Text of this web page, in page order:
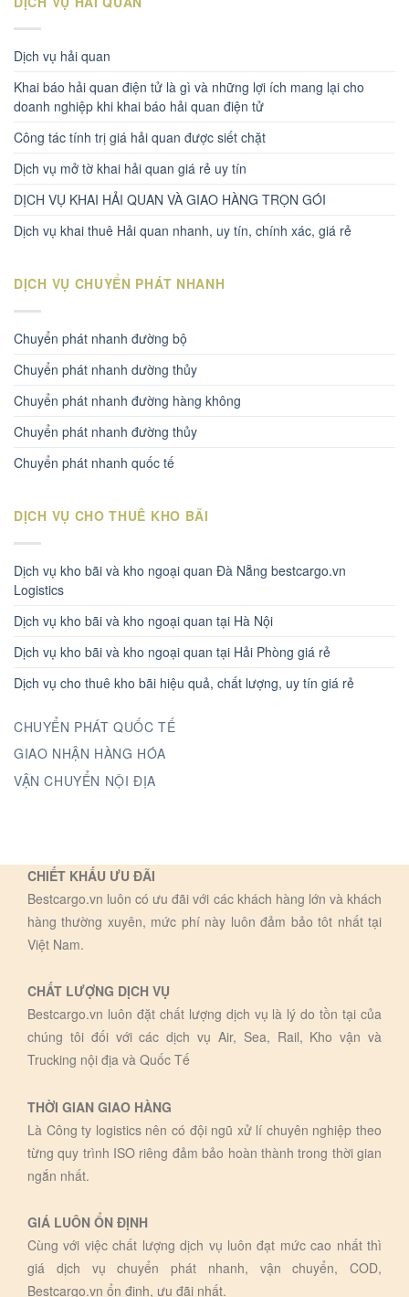
Dịch vụ hải quan
Khai báo hải quan điện tử là gì và những lợi ích mang lại cho
doanh nghiệp khi khai báo hải quan điện tử
Công tác tính trị giá hải quan được siết chặt
Dịch vụ mở tờ khai hải quan giá rẻ uy tín
DỊCH VỤ KHAI HẢI QUAN VÀ GIAO HÀNG TRỌN GÓI
Dịch vụ khai thuê Hải quan nhanh, uy tín, chính xác, giá rẻ
DỊCH VỤ CHUYỂN PHÁT NHANH
Chuyển phát nhanh đường bộ
Chuyển phát nhanh dường thủy
Chuyển phát nhanh đường hàng không
Chuyển phát nhanh đường thủy
Chuyển phát nhanh quốc tế
DỊCH VỤ CHO THUÊ KHO BÃI
Dịch vụ kho bãi và kho ngoại quan Đà Nẵng bestcargo.vn
Logistics
Dịch vụ kho bãi và kho ngoại quan tại Hà Nội
Dịch vụ kho bãi và kho ngoại quan tại Hải Phòng giá rẻ
Dịch vụ cho thuê kho bãi hiệu quả, chất lượng, uy tín giá rẻ
CHUYỂN PHÁT QUỐC TẾ
GIAO NHẬN HÀNG HÓA
VẬN CHUYỂN NỘI ĐỊA
CHIẾT KHẤU ƯU ĐÃI
Bestcargo.vn luôn có ưu đãi với các khách hàng lớn và khách
hàng thường xuyên, mức phí này luôn đảm bảo tôt nhất tại
Việt Nam.
CHẤT LƯỢNG DỊCH VỤ
Bestcargo.vn luôn đặt chất lượng dịch vụ là lý do tồn tại của
chúng tôi đối với các dịch vụ Air, Sea, Rail, Kho vận và
Trucking nội địa và Quốc Tế
THỜI GIAN GIAO HÀNG
Là Công ty logistics nên có đội ngũ xử lí chuyên nghiệp theo
từng quy trình ISO riêng đảm bảo hoàn thành trong thời gian
ngắn nhất.
GIÁ LUÔN ỔN ĐỊNH
Cùng với việc chất lượng dịch vụ luôn đạt mức cao nhất thì
giá dịch vụ chuyển phát nhanh, vận chuyển, COD,
Bestcargo.vn ổn định, ưu đãi nhất.